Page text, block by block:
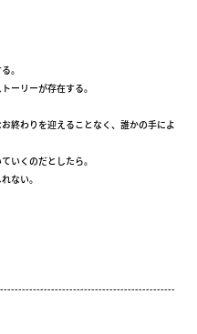
。
ーリーが存在する。
終わりを迎えることなく、誰かの手によ
いくのだとしたら。
ない。